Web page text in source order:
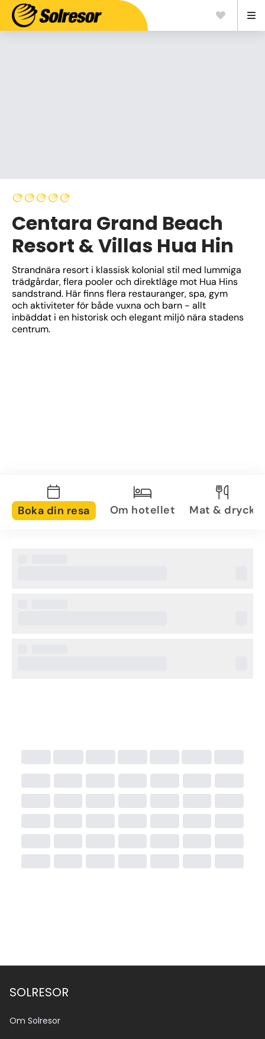
Centara Grand Beach
Resort & Villas Hua Hin
Strandnära resort i klassisk kolonial stil med lummiga
trädgårdar, flera pooler och direktläge mot Hua Hins
sandstrand. Här finns flera restauranger, spa, gym
och aktiviteter för både vuxna och barn - allt
inbäddat i en historisk och elegant miljö nära stadens
centrum.
Boka din resa Om hotellet Mat & dryck
SOLRESOR
Om Solresor